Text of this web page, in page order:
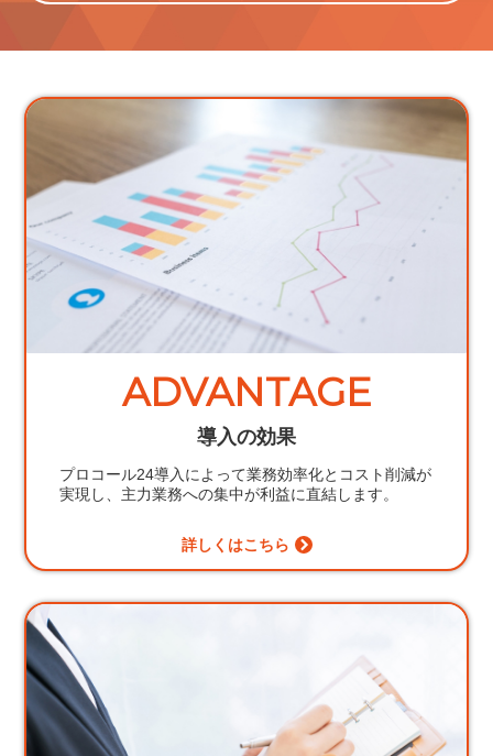
ADVANTAGE
導入の効果
プロコール24導入によって業務効率化とコスト削減が
実現し、主力業務への集中が利益に直結します。
詳しくはこちら